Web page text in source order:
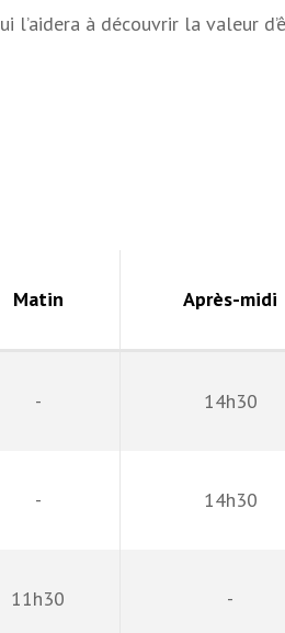
l’aidera à découvrir la valeur
Matin Après-midi
- 14h30
- 14h30
11h30 -